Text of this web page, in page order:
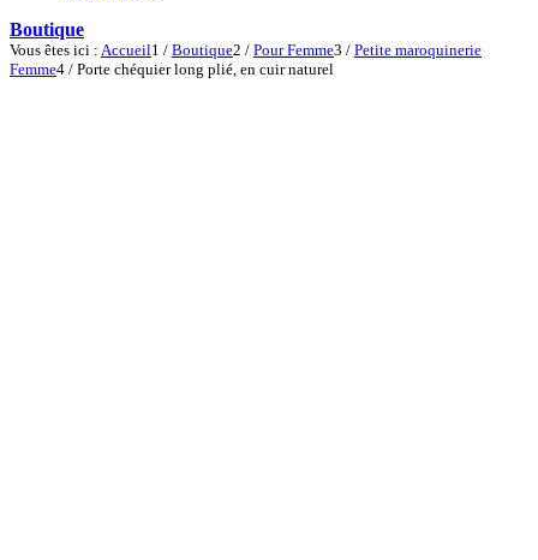
Boutique
Vous êtes ici : Accueil1 / Boutique2 / Pour Femme3 / Petite maroquinerie
Femme4 / Porte chéquier long plié, en cuir naturel